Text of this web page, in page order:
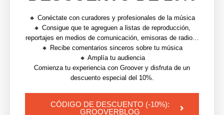
«quiero enfocarme en una audiencia interesada en
Spotify y que también cumpla con otros criterios,
como gustarles Drake, por ejemplo, para una playlist
de rap». Agrega una imagen de Drake y una de sus
canciones a la playlist.
Para una playlist de juegos, puedes crear una playlist
de FPS Gaming y enfocarte en «Spotify» y personas
que sean fanáticas de Counter-Strike, COD, Fortnite,
🔸 Conéctate con curadores y profesionales de la música
🔸 Consigue que te agreguen a listas de reproducción,
reportajes en medios de comunicación, emisoras de radio…
🔸 Recibe comentarios sinceros sobre tu música
🔸 Amplía tu audiencia
Comienza tu experiencia con Groover y disfruta de un
descuento especial del 10%.
CÓDIGO DE DESCUENTO (-10%):
GROOVERBLOG